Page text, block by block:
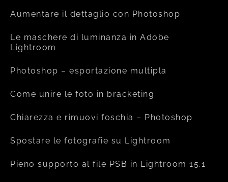
Aumentare il dettaglio con Photoshop
Le maschere di luminanza in Adobe
Lightroom
Photoshop – esportazione multipla
Come unire le foto in bracketing
Chiarezza e rimuovi foschia – Photoshop
Spostare le fotografie su Lightroom
Pieno supporto al file PSB in Lightroom 15.1